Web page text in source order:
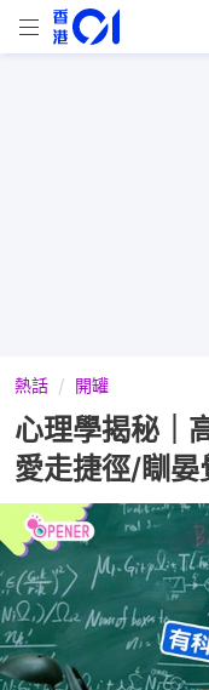
熱話 開罐
心理學揭秘｜
愛走捷徑/瞓晏